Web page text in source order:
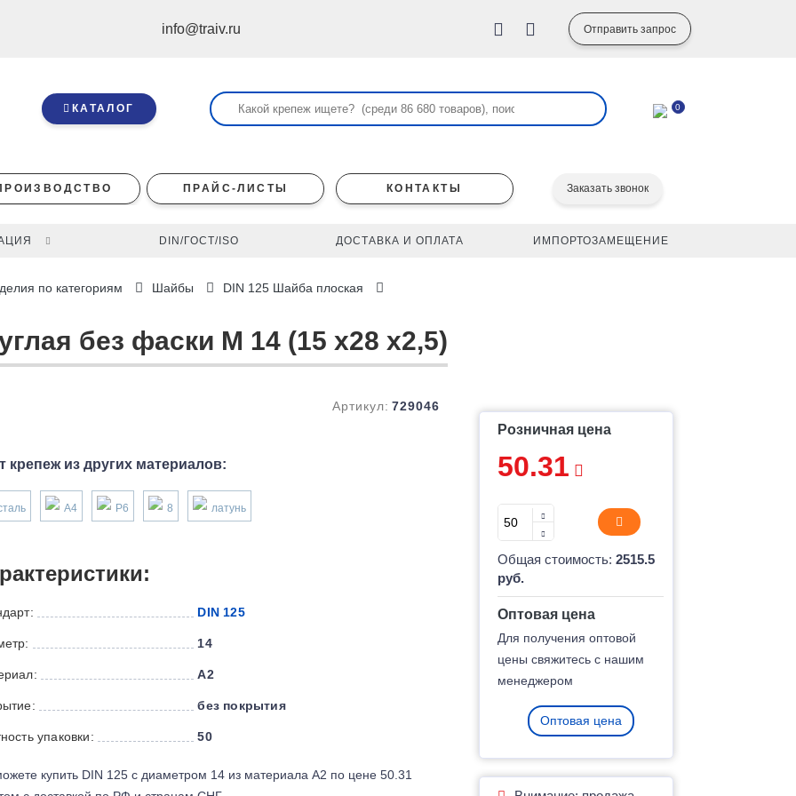
info@traiv.ru Отправить запрос
КАТАЛОГ 0
ПРАЙС-ЛИСТЫ КОНТАКТЫ Заказать звонок
DIN/ГОСТ/ISO ДОСТАВКА И ОПЛАТА ИМПОРТОЗАМЕЩЕНИЕ
по категориям Шайбы DIN 125 Шайба плоская
без фаски M 14 (15 x28 x2,5)
Артикул: 729046
крепеж из других материалов:
А4 P6 8 латунь
DIN 125
14
А2
без покрытия
упаковки: 50
купить DIN 125 с диаметром 14 из материала А2 по цене 50.31
Розничная цена
50.31
Общая стоимость: 2515.5
руб.
Оптовая цена
Для получения оптовой
цены свяжитесь с нашим
менеджером
Оптовая цена